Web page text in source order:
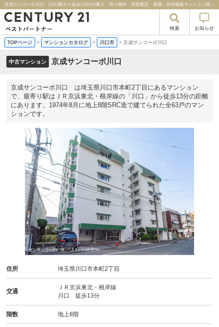
京成サンコーポ川口 (川口駅から徒歩13分)の購入・売り物件、売却査定・相場・売却価格マンション情報｜センチュリー２１ベストパートナー
検索 お知らせ
TOPページ > マンションカタログ > 川口市 > 京成サンコーポ川口
中古マンション 京成サンコーポ川口
京成サンコーポ川口 は埼玉県川口市本町2丁目にあるマンション
で、最寄り駅はＪＲ京浜東北・根岸線の「川口」から徒歩13分の距離
にあります。1974年8月に地上8階SRC造で建てられた全63戸のマン
ションです。
住所 埼玉県川口市本町2丁目
交通
ＪＲ京浜東北・根岸線
川口 徒歩13分
階数 地上8階